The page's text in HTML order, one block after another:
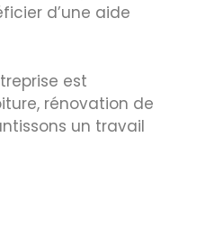
d’une aide
est
rénovation de
un travail